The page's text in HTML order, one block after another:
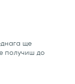
ще
получиш до